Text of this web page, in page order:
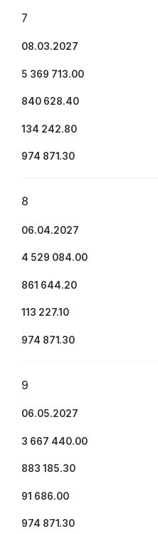
7
08.03.2027
5 369 713.00
840 628.40
134 242.80
974 871.30
8
06.04.2027
4 529 084.00
861 644.20
113 227.10
974 871.30
9
06.05.2027
3 667 440.00
883 185.30
91 686.00
974 871.30